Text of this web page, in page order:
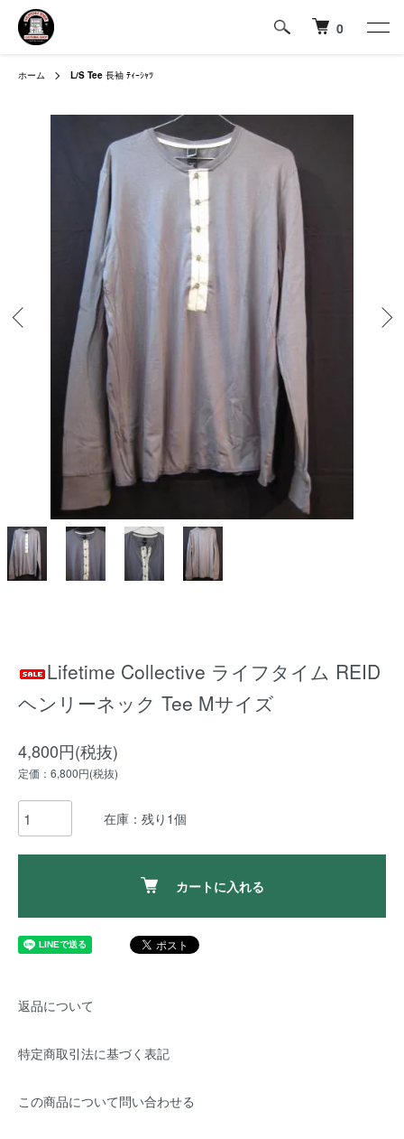
0
ホーム L/S Tee 長袖 ﾃｨｰｼｬﾂ
Lifetime Collective ライフタイム REID
ヘンリーネック Tee Mサイズ
4,800円(税抜)
定価：6,800円(税抜)
在庫：残り1個
カートに入れる
返品について
特定商取引法に基づく表記
この商品について問い合わせる